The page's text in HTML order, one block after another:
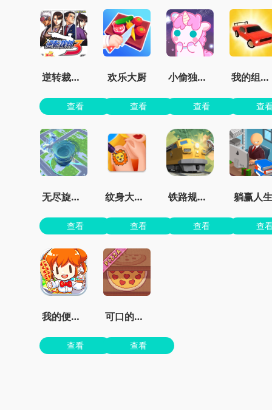
逆转裁判3汉化版虫虫助手
查看
欢乐大厨
查看
小偷独角兽免费
查看
我的组装车
查
无尽旋转模拟器
查看
纹身大师墨水颜色
查看
铁路规划新星
查看
躺赢人生
查
我的便利店红包版
查看
可口的披萨美味的披萨无限金币无限钻石版
查看